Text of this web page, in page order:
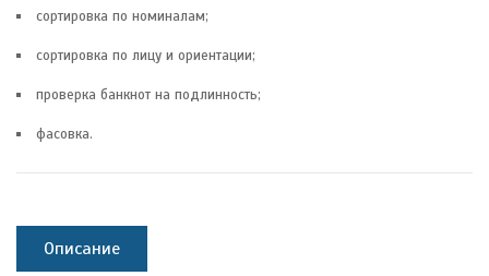
сортировка по номиналам;
сортировка по лицу и ориентации;
проверка банкнот на подлинность;
фасовка.
Описание